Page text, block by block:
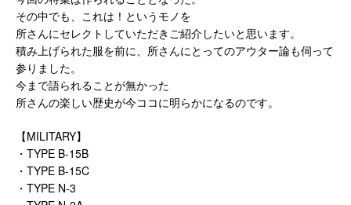
その中でも、これは！というモノを
所さんにセレクトしていただきご紹介したいと思います。
積み上げられた服を前に、所さんにとってのアウター論も伺って
参りました。
今まで語られることが無かった
所さんの楽しい歴史が今ココに明らかになるのです。
【MILITARY】
・TYPE B-15B
・TYPE B-15C
・TYPE N-3